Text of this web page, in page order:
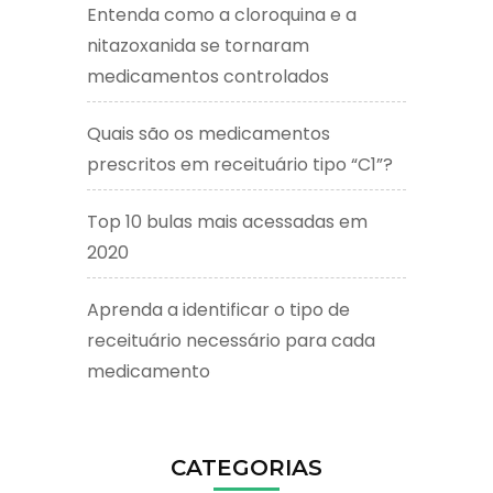
Entenda como a cloroquina e a
nitazoxanida se tornaram
medicamentos controlados
Quais são os medicamentos
prescritos em receituário tipo “C1”?
Top 10 bulas mais acessadas em
2020
Aprenda a identificar o tipo de
receituário necessário para cada
medicamento
CATEGORIAS